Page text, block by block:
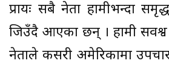
प्रायः सबै नेता हामीभन्दा
जिउँदै आएका छन् । हामी सर्वश्व
नेताले कसरी अमेरिकामा